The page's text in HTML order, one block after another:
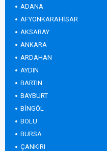
ADANA
AFYONKARAHİSAR
AKSARAY
ANKARA
ARDAHAN
AYDIN
BARTIN
BAYBURT
BİNGÖL
BOLU
BURSA
ÇANKIRI